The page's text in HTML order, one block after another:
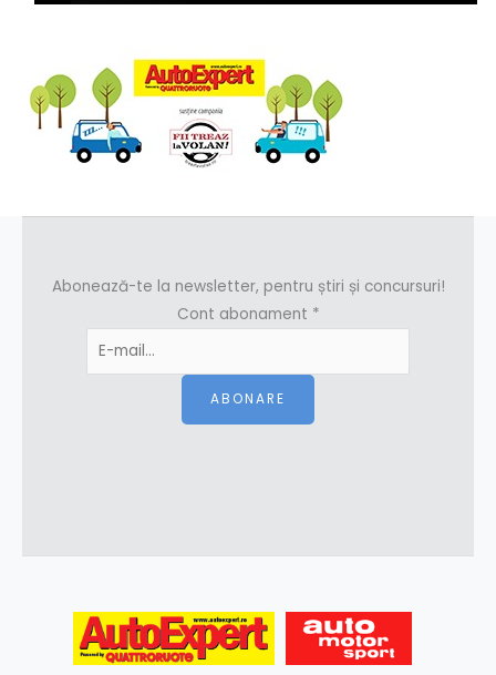
Abonează-te la newsletter, pentru știri și concursuri!
Cont abonament *
ABONARE